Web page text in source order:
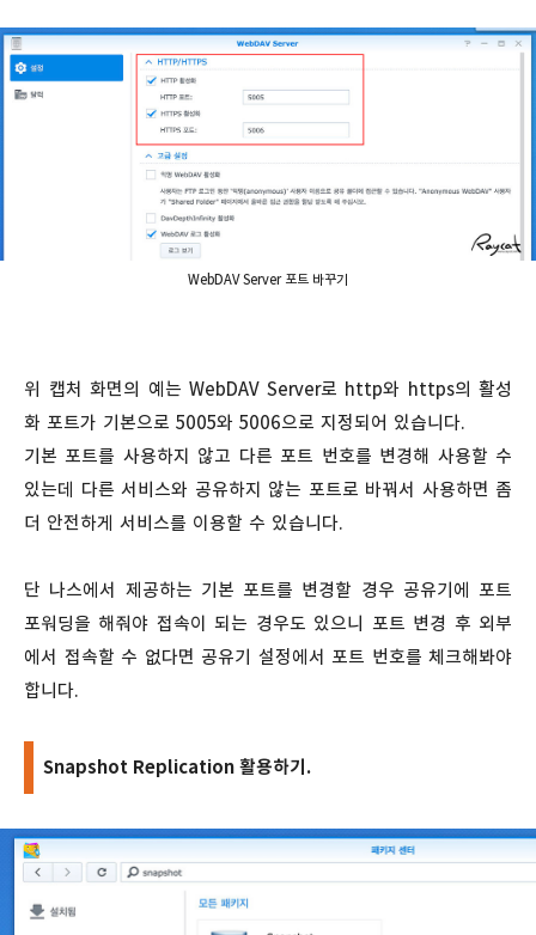
WebDAV Server 포트 바꾸기
위 캡처 화면의 예는 WebDAV Server로 http와 https의 활성
화 포트가 기본으로 5005와 5006으로 지정되어 있습니다.
기본 포트를 사용하지 않고 다른 포트 번호를 변경해 사용할 수
있는데 다른 서비스와 공유하지 않는 포트로 바꿔서 사용하면 좀
더 안전하게 서비스를 이용할 수 있습니다.
단 나스에서 제공하는 기본 포트를 변경할 경우 공유기에 포트
포워딩을 해줘야 접속이 되는 경우도 있으니 포트 변경 후 외부
에서 접속할 수 없다면 공유기 설정에서 포트 번호를 체크해봐야
합니다.
Snapshot Replication 활용하기.